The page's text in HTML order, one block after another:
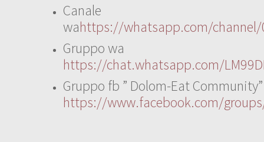
Canale
wahttps://whatsapp.com/channel/
Gruppo wa
https://chat.whatsapp.com/
Gruppo fb ” Dolom-Eat Community”
https://www.facebook.com/